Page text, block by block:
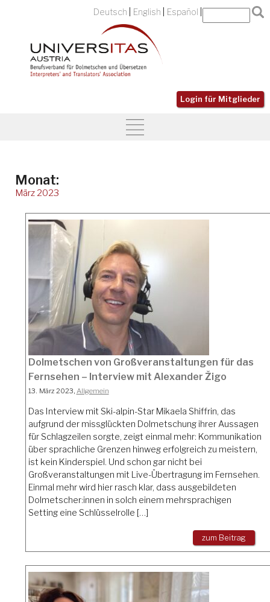
Deutsch English Español
Login für Mitglieder
Monat:
März 2023
Dolmetschen von Großveranstaltungen für das
Fernsehen – Interview mit Alexander Žigo
13. März 2023, Allgemein
Das Interview mit Ski-alpin-Star Mikaela Shiffrin, das
aufgrund der missglückten Dolmetschung ihrer Aussagen
für Schlagzeilen sorgte, zeigt einmal mehr: Kommunikation
über sprachliche Grenzen hinweg erfolgreich zu meistern,
ist kein Kinderspiel. Und schon gar nicht bei
Großveranstaltungen mit Live-Übertragung im Fernsehen.
Einmal mehr wird hier rasch klar, dass ausgebildeten
Dolmetscher:innen in solch einem mehrsprachigen
Setting eine Schlüsselrolle […]
zum Beitrag